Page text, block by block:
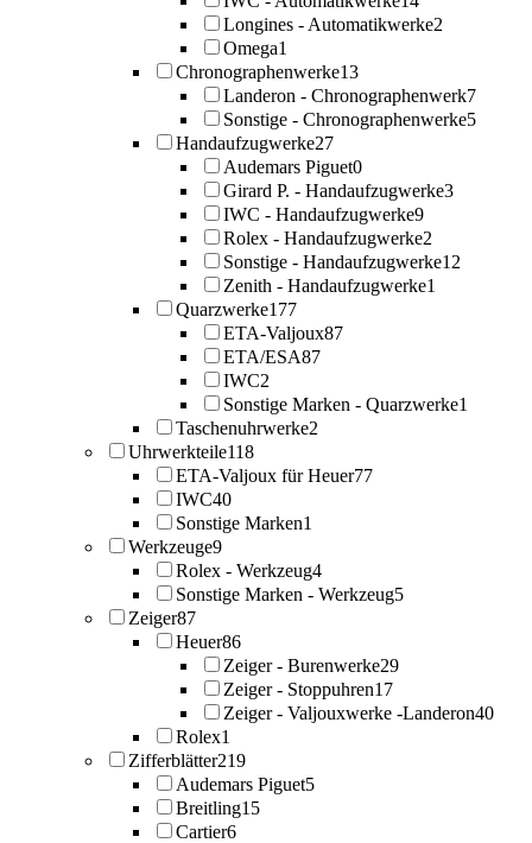
Longines - Automatikwerke2
Omega1
Chronographenwerke13
Landeron - Chronographenwerk7
Sonstige - Chronographenwerke5
Handaufzugwerke27
Audemars Piguet0
Girard P. - Handaufzugwerke3
IWC - Handaufzugwerke9
Rolex - Handaufzugwerke2
Sonstige - Handaufzugwerke12
Zenith - Handaufzugwerke1
Quarzwerke177
ETA-Valjoux87
ETA/ESA87
IWC2
Sonstige Marken - Quarzwerke1
Taschenuhrwerke2
Uhrwerkteile118
ETA-Valjoux für Heuer77
IWC40
Sonstige Marken1
Werkzeuge9
Rolex - Werkzeug4
Sonstige Marken - Werkzeug5
Zeiger87
Heuer86
Zeiger - Burenwerke29
Zeiger - Stoppuhren17
Zeiger - Valjouxwerke -Landeron40
Rolex1
Zifferblätter219
Audemars Piguet5
Breitling15
Cartier6